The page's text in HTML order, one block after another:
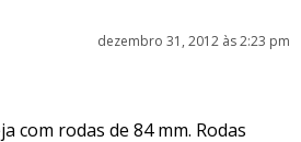
dezembro 31, 2012 às 2:23 pm
com rodas de 84 mm. Rodas